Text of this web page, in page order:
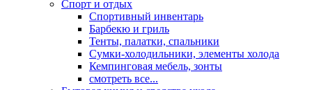
Спорт и отдых
Спортивный инвентарь
Барбекю и гриль
Тенты, палатки, спальники
Сумки-холодильники, элементы холода
Кемпинговая мебель, зонты
смотреть все...